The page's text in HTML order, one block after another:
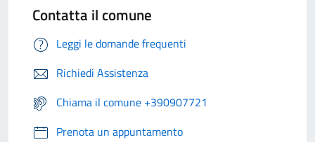
Contatta il comune
Leggi le domande frequenti
Richiedi Assistenza
Chiama il comune +390907721
Prenota un appuntamento